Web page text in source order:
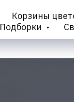
Корзины
Подборки